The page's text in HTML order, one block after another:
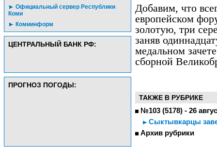
Официальный сервер Республики
Коми
Комиинформ
ЦЕНТРАЛЬНЫЙ БАНК РФ:
ПРОГНОЗ ПОГОДЫ:
Добавим, что
европейском
золотую, три
заняв
медальном
сборной
ТАКЖЕ В РУБРИКЕ
№103 (5178) - 26
Сыктывкарцы
Архив рубрики